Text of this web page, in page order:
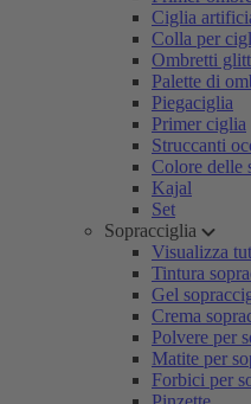
Ciglia
Colla per
Ombretti
Palette di
Piegaciglia
Primer ciglia
Struccanti
Colore delle
Kajal
Set
Sopracciglia
Visualizza
Tintura
Gel
Crema
Polvere per
Matite per
Forbici per